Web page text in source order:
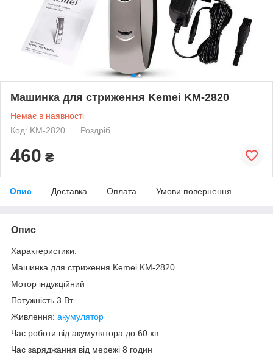
Машинка для стриження Kemei KM-2820
Немає в наявності
Код: KM-2820
Роздріб
460 ₴
Опис Доставка Оплата Умови повернення
Опис
Характеристики:
Машинка для стриження Kemei KM-2820
Мотор індукційний
Потужність 3 Вт
Живлення: акумулятор
Час роботи від акумулятора до 60 хв
Час заряджання від мережі 8 годин